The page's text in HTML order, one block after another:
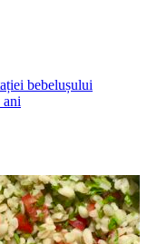
bebelușului